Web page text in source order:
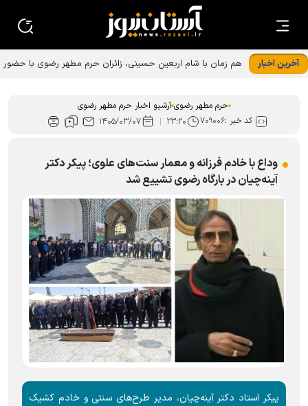
آخرین اخبار
هم زمان با شام اربعین حسینی، زائران حرم مطهر رضوی با حضور
حرم مطهر رضوی آرشیو اخبار حرم مطهر رضوی
کد خبر :۷۰۹۰۰۶ ۲۳:۲۰ ۱۴۰۵/۰۳/۰۷
وداع با خادم فرزانه و معمار سنت‌های علوی؛ پیکر دکتر
آینه‌چیان در بارگاه رضوی تشییع شد
پیکر استاد دکتر آینه‌چیان، مدیر طرح‌های سنتی و خادم کشیک